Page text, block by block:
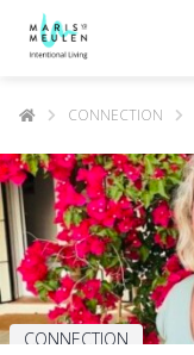
CONNECTION
CONNECTION